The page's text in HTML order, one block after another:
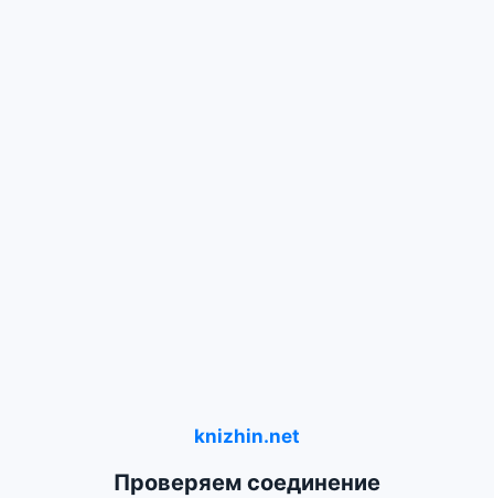
knizhin.net
Проверяем соединение